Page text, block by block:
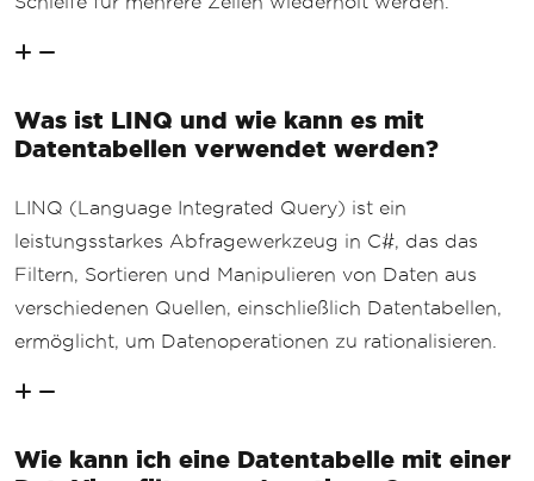
Was ist LINQ und wie kann es mit
Datentabellen verwendet werden?
LINQ (Language Integrated Query) ist ein
leistungsstarkes Abfragewerkzeug in C#, das das
Filtern, Sortieren und Manipulieren von Daten aus
verschiedenen Quellen, einschließlich Datentabellen,
ermöglicht, um Datenoperationen zu rationalisieren.
Wie kann ich eine Datentabelle mit einer